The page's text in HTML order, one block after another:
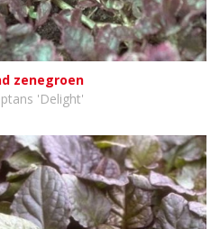
zenegroen
'Delight'